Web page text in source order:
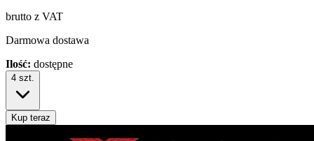
brutto z VAT
Darmowa dostawa
Ilość: dostępne
4 szt.
Kup teraz